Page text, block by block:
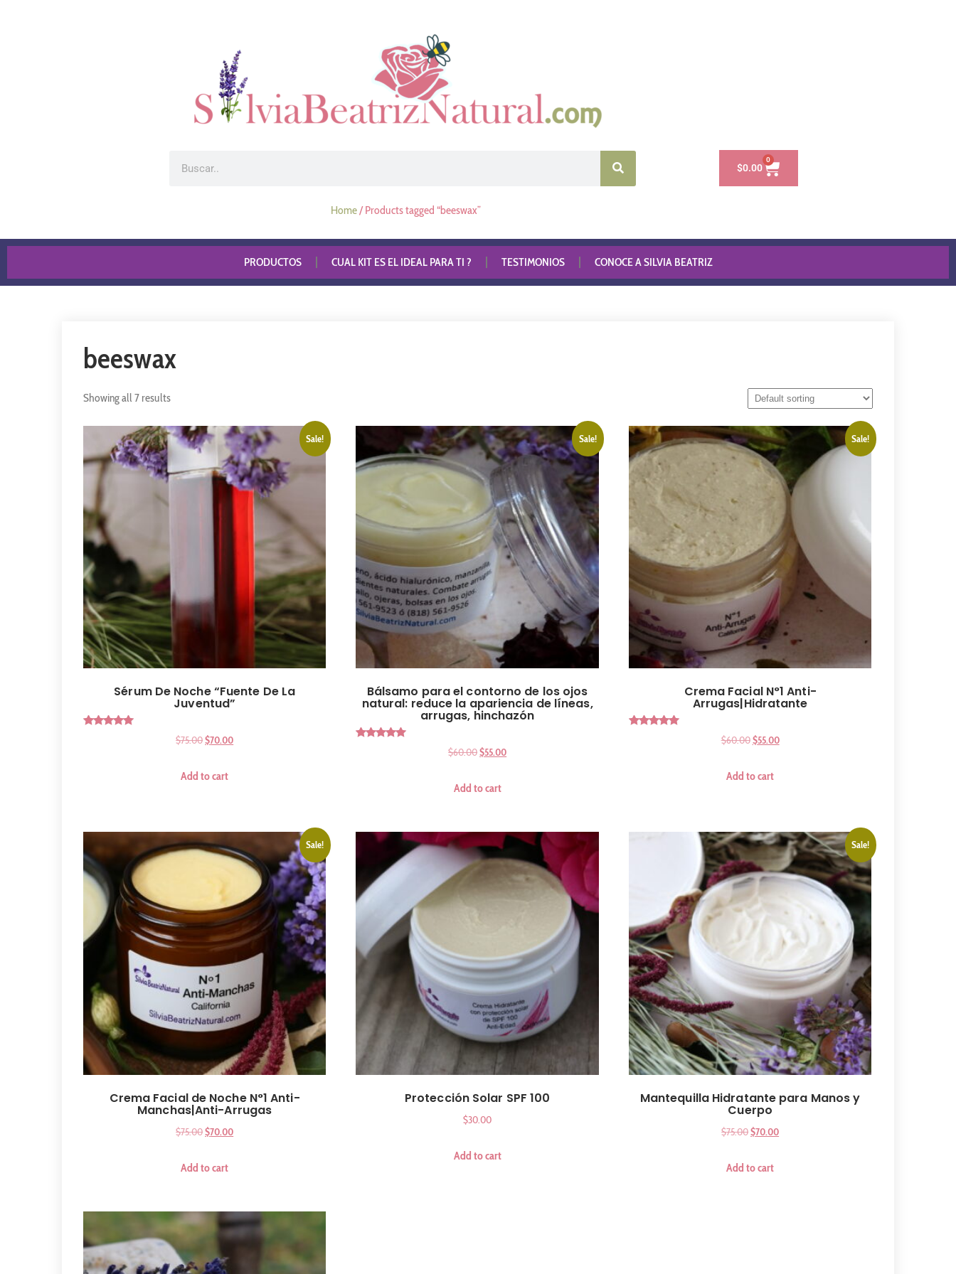
$0.00
0
Home/ Products tagged “beeswax”
PRODUCTOS CUAL KIT ES EL IDEAL PARA TI ? TESTIMONIOS CONOCE A SILVIA BEATRIZ
beeswax
Showing all 7 results
Sale!
Sérum De Noche “Fuente De La
Juventud”
$75.00$70.00
Add to cart
Sale!
Bálsamo para el contorno de los ojos
natural: reduce la apariencia de líneas,
arrugas, hinchazón
$60.00$55.00
Add to cart
Sale!
Crema Facial N°1 Anti-
Arrugas|Hidratante
$60.00$55.00
Add to cart
Sale!
Crema Facial de Noche N°1 Anti-
Manchas|Anti-Arrugas
$75.00$70.00
Add to cart
Protección Solar SPF 100
$30.00
Add to cart
Sale!
Mantequilla Hidratante para Manos y
Cuerpo
$75.00$70.00
Add to cart